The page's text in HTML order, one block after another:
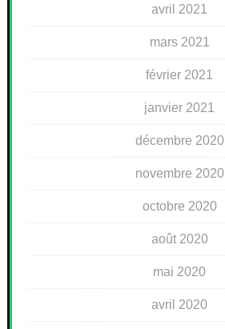
avril 2021
mars 2021
février 2021
janvier 2021
décembre 2020
novembre 2020
octobre 2020
août 2020
mai 2020
avril 2020